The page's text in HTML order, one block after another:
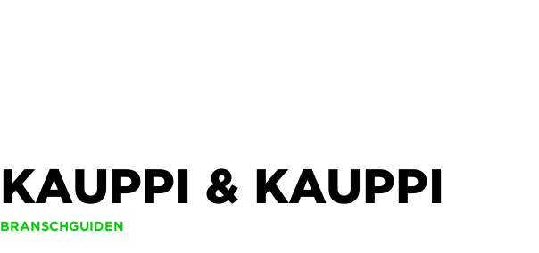
KAUPPI & KAUPPI
BRANSCHGUIDEN